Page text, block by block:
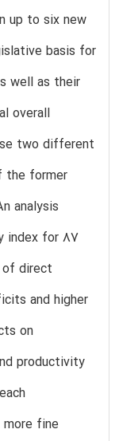
up to six new
basis for
well as their
overall
two different
the former
analysis
index for 87
of direct
and higher
on
productivity
fine